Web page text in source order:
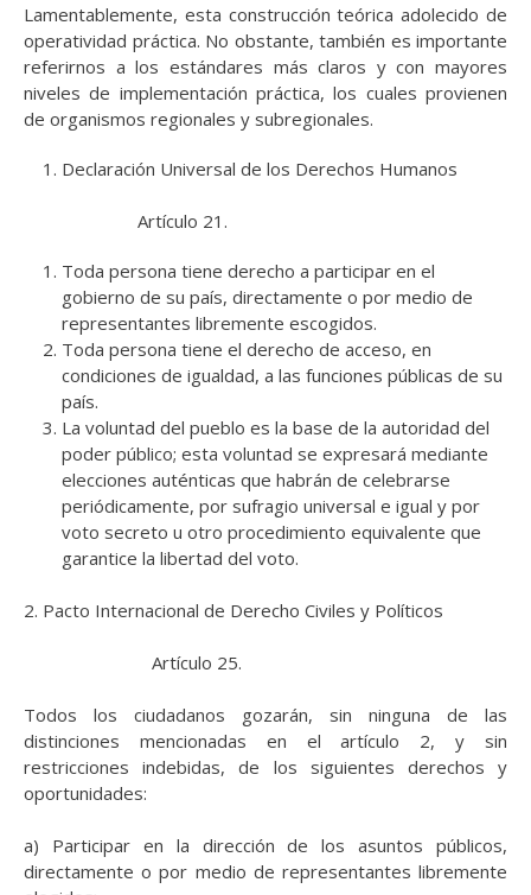
Lamentablemente, esta construcción teórica adolecido de
operatividad práctica. No obstante, también es importante
referirnos a los estándares más claros y con mayores
niveles de implementación práctica, los cuales provienen
de organismos regionales y subregionales.
Declaración Universal de los Derechos Humanos
Artículo 21.
Toda persona tiene derecho a participar en el
gobierno de su país, directamente o por medio de
representantes libremente escogidos.
Toda persona tiene el derecho de acceso, en
condiciones de igualdad, a las funciones públicas de su
país.
La voluntad del pueblo es la base de la autoridad del
poder público; esta voluntad se expresará mediante
elecciones auténticas que habrán de celebrarse
periódicamente, por sufragio universal e igual y por
voto secreto u otro procedimiento equivalente que
garantice la libertad del voto.
2. Pacto Internacional de Derecho Civiles y Políticos
Artículo 25.
Todos los ciudadanos gozarán, sin ninguna de las
distinciones mencionadas en el artículo 2, y sin
restricciones indebidas, de los siguientes derechos y
oportunidades:
a) Participar en la dirección de los asuntos públicos,
directamente o por medio de representantes libremente